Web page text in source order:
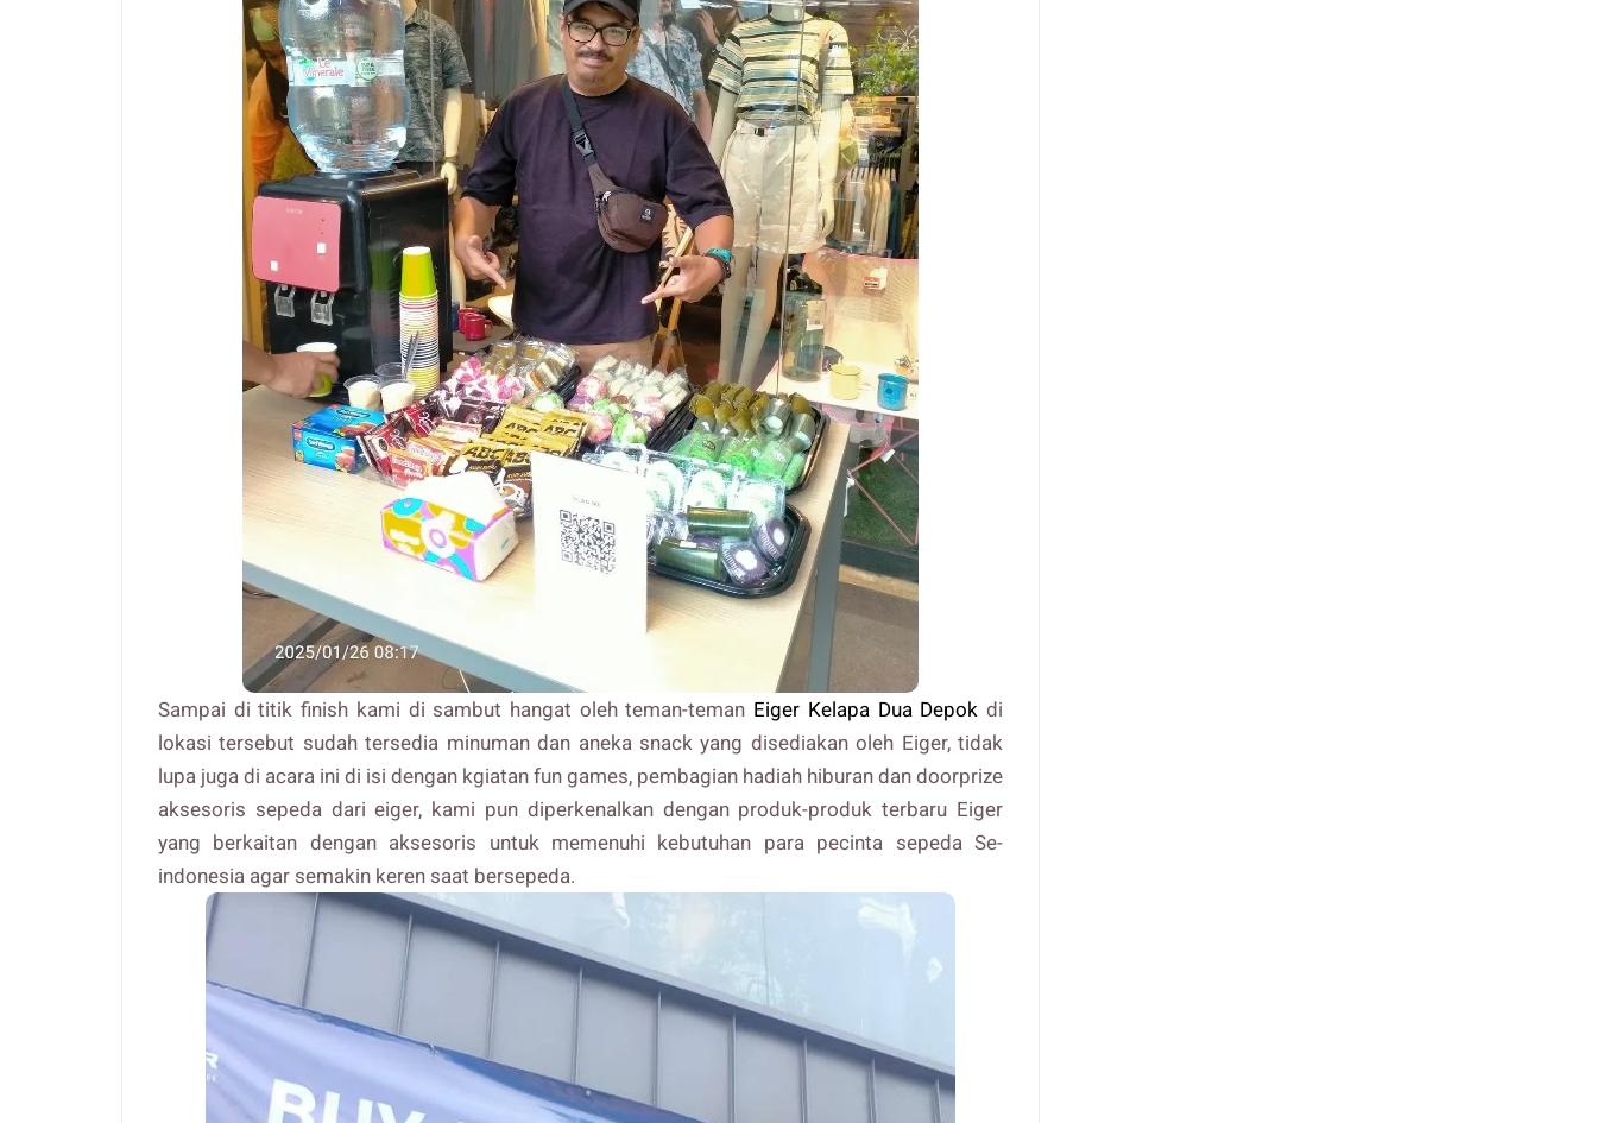
Sampai di titik finish kami di sambut hangat oleh teman-teman Eiger Kelapa Dua Depok di
lokasi tersebut sudah tersedia minuman dan aneka snack yang disediakan oleh Eiger, tidak
lupa juga di acara ini di isi dengan kgiatan fun games, pembagian hadiah hiburan dan doorprize
aksesoris sepeda dari eiger, kami pun diperkenalkan dengan produk-produk terbaru Eiger
yang berkaitan dengan aksesoris untuk memenuhi kebutuhan para pecinta sepeda Se-
indonesia agar semakin keren saat bersepeda.